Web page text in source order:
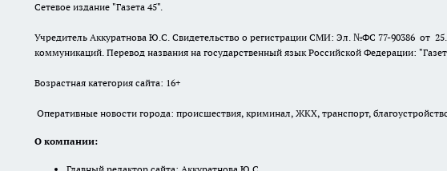
Сетевое издание "Газета 45".
Учредитель Аккуратнова Ю.С. Свидетельство о регистрации СМИ: Эл. №ФС 77-90386 от
коммуникаций. Перевод названия на государственный язык Российской Федерации:
Возрастная категория сайта: 16+
Оперативные новости города: происшествия, криминал, ЖКХ, транспорт,
О компании: